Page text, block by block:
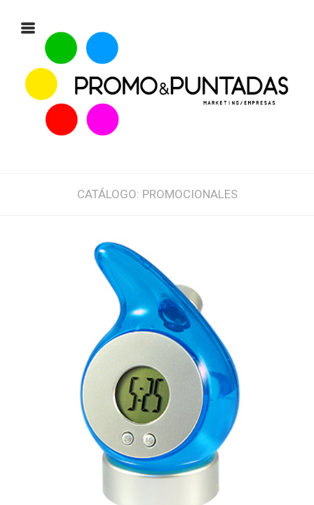
CATÁLOGO: PROMOCIONALES